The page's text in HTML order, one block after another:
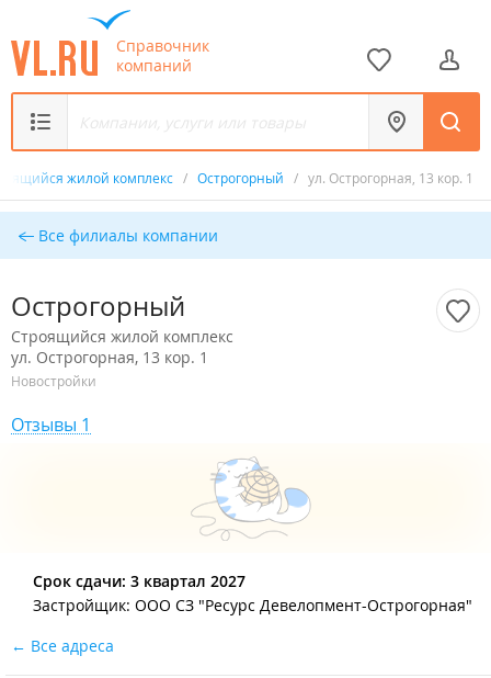
Справочник
компаний
жилой комплекс / Острогорный / ул. Острогорная, 13 кор. 1
Все филиалы компании
Острогорный
Строящийся жилой комплекс
ул. Острогорная, 13 кор. 1
Новостройки
Отзывы 1
Срок сдачи: 3 квартал 2027
Застройщик: ООО СЗ "Ресурс Девелопмент-Острогорная"
Все адреса